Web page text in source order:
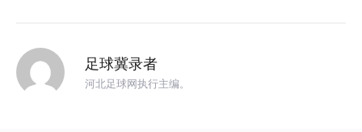
足球冀录者
河北足球网执行主编。